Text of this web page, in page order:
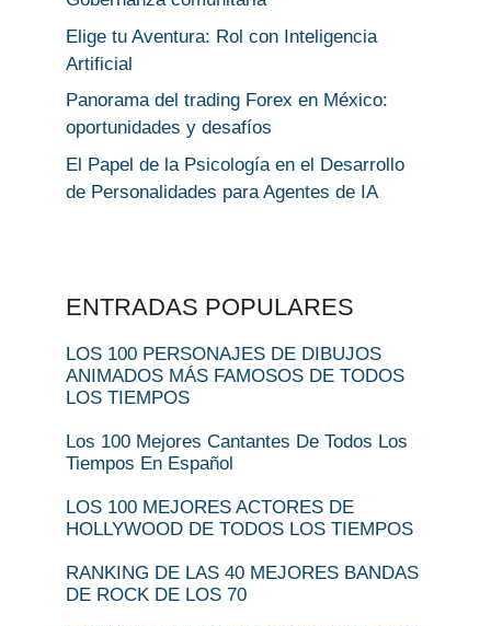
Elige tu Aventura: Rol con Inteligencia
Artificial
Panorama del trading Forex en México:
oportunidades y desafíos
El Papel de la Psicología en el Desarrollo
de Personalidades para Agentes de IA
ENTRADAS POPULARES
LOS 100 PERSONAJES DE DIBUJOS
ANIMADOS MÁS FAMOSOS DE TODOS
LOS TIEMPOS
Los 100 Mejores Cantantes De Todos Los
Tiempos En Español
LOS 100 MEJORES ACTORES DE
HOLLYWOOD DE TODOS LOS TIEMPOS
RANKING DE LAS 40 MEJORES BANDAS
DE ROCK DE LOS 70